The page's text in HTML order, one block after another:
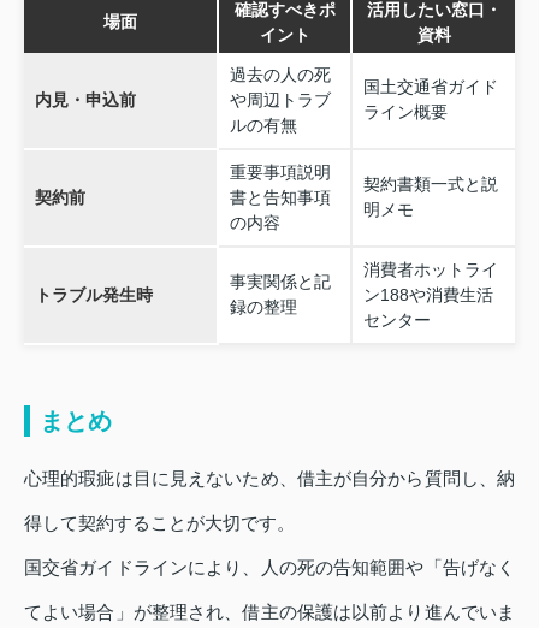
場面
確認すべきポ
イント
活用したい窓口・
資料
内見・申込前
過去の人の死
や周辺トラブ
ルの有無
国土交通省ガイド
ライン概要
契約前
重要事項説明
書と告知事項
の内容
契約書類一式と説
明メモ
トラブル発生時
事実関係と記
録の整理
消費者ホットライ
ン188や消費生活
センター
まとめ
心理的瑕疵は目に見えないため、借主が自分から質問し、納
得して契約することが大切です。
国交省ガイドラインにより、人の死の告知範囲や「告げなく
てよい場合」が整理され、借主の保護は以前より進んでいま